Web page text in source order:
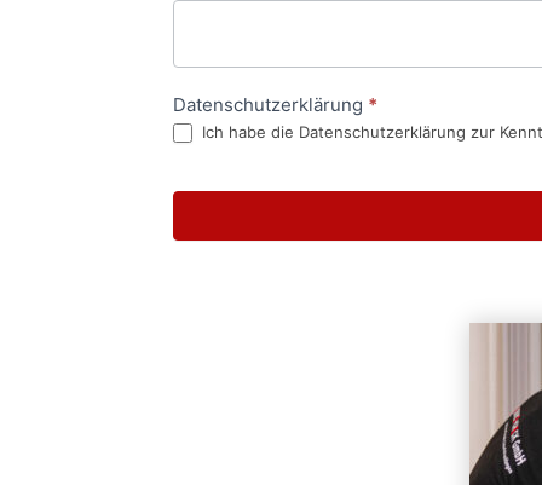
Datenschutzerklärung *
Ich habe die Datenschutzerklärung zur